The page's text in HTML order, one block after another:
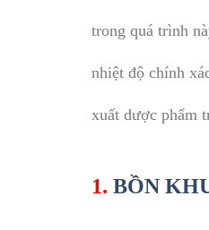
trong quá trình
nhiệt độ chính
xuất dược phẩm
1. BỒN